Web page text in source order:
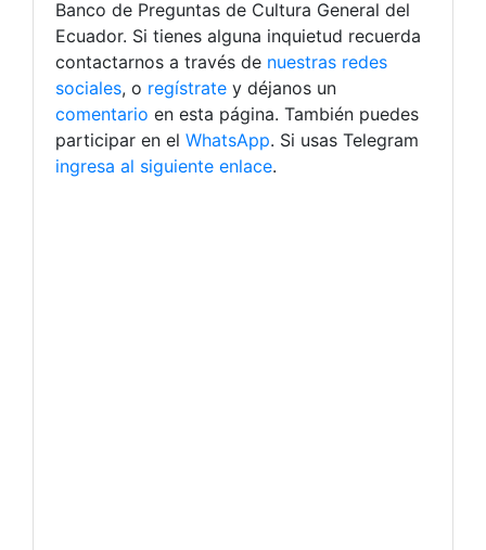
Banco de Preguntas de Cultura General del
Ecuador. Si tienes alguna inquietud recuerda
contactarnos a través de nuestras redes
sociales, o regístrate y déjanos un
comentario en esta página. También puedes
participar en el WhatsApp. Si usas Telegram
ingresa al siguiente enlace.